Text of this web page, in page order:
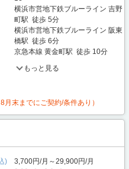
横浜市営地下鉄ブルーライン 吉野
町駅 徒歩 5分
横浜市営地下鉄ブルーライン 阪東
橋駅 徒歩 6分
京急本線 黄金町駅 徒歩 10分
もっと見る
末までにご契約/条件あり）
)
3,700円/月～29,900円/月